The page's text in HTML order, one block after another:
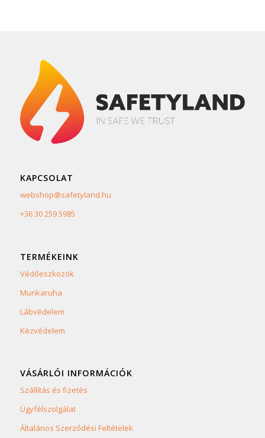
KAPCSOLAT
webshop@safetyland.hu
+36 30 259 5985
TERMÉKEINK
Védőeszközök
Munkaruha
Lábvédelem
Kézvédelem
VÁSÁRLÓI INFORMÁCIÓK
Szállítás és fizetés
Ügyfélszolgálat
Általános Szerződési Feltételek